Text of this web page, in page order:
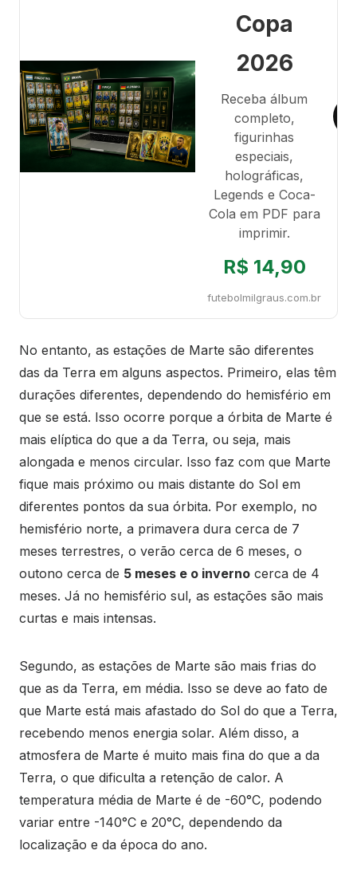
Copa
2026
Receba álbum
completo,
figurinhas
especiais,
holográficas,
Legends e Coca-
Cola em PDF para
imprimir.
R$ 14,90
futebolmilgraus.com.br
No entanto, as estações de Marte são diferentes
das da Terra em alguns aspectos. Primeiro, elas têm
durações diferentes, dependendo do hemisfério em
que se está. Isso ocorre porque a órbita de Marte é
mais elíptica do que a da Terra, ou seja, mais
alongada e menos circular. Isso faz com que Marte
fique mais próximo ou mais distante do Sol em
diferentes pontos da sua órbita. Por exemplo, no
hemisfério norte, a primavera dura cerca de 7
meses terrestres, o verão cerca de 6 meses, o
outono cerca de 5 meses e o inverno cerca de 4
meses. Já no hemisfério sul, as estações são mais
curtas e mais intensas.
Segundo, as estações de Marte são mais frias do
que as da Terra, em média. Isso se deve ao fato de
que Marte está mais afastado do Sol do que a Terra,
recebendo menos energia solar. Além disso, a
atmosfera de Marte é muito mais fina do que a da
Terra, o que dificulta a retenção de calor. A
temperatura média de Marte é de -60°C, podendo
variar entre -140°C e 20°C, dependendo da
localização e da época do ano.